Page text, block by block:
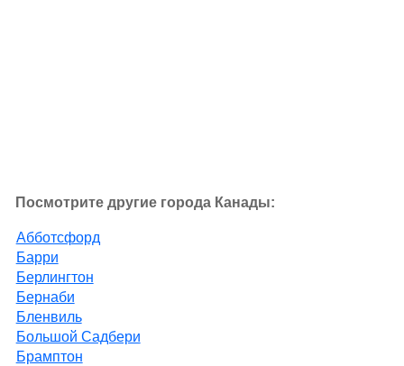
Посмотрите другие города Канады:
Абботсфорд
Барри
Берлингтон
Бернаби
Бленвиль
Большой Садбери
Брамптон